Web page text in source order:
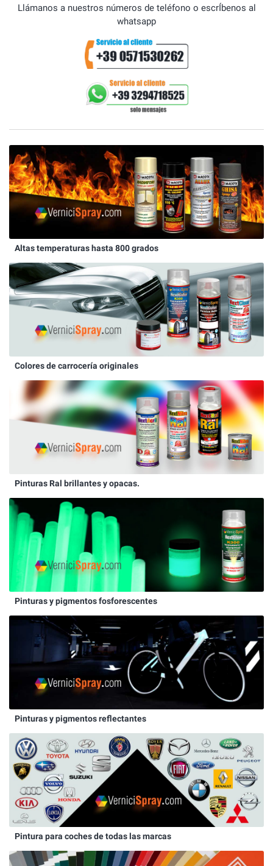
Llámanos a nuestros números de teléfono o escrÍbenos al
whatsapp
Altas temperaturas hasta 800 grados
Colores de carrocería originales
Pinturas Ral brillantes y opacas.
Pinturas y pigmentos fosforescentes
Pinturas y pigmentos reflectantes
Pintura para coches de todas las marcas